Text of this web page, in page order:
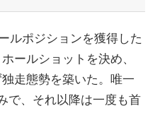
ルポジションを獲得した
ールショットを決め、
走態勢を築いた。唯一
で、それ以降は一度も首